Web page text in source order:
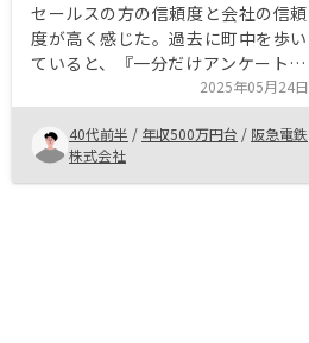
セールスの方の信頼度と会社の信頼
度が高く感じた。過去に町中を歩い
ていると、『一分だけアンケート良
いですか？』とか聞かれた後、20
分ほど話され、更に電話でのセール
スが酷くて不動産投資は詐欺ではと
思っていたが、リノシーはしっかり
とした解説と押し売りのようなこと
2025年05月24日
40代前半 / 年収500万円台 / 阪急電鉄
株式会社